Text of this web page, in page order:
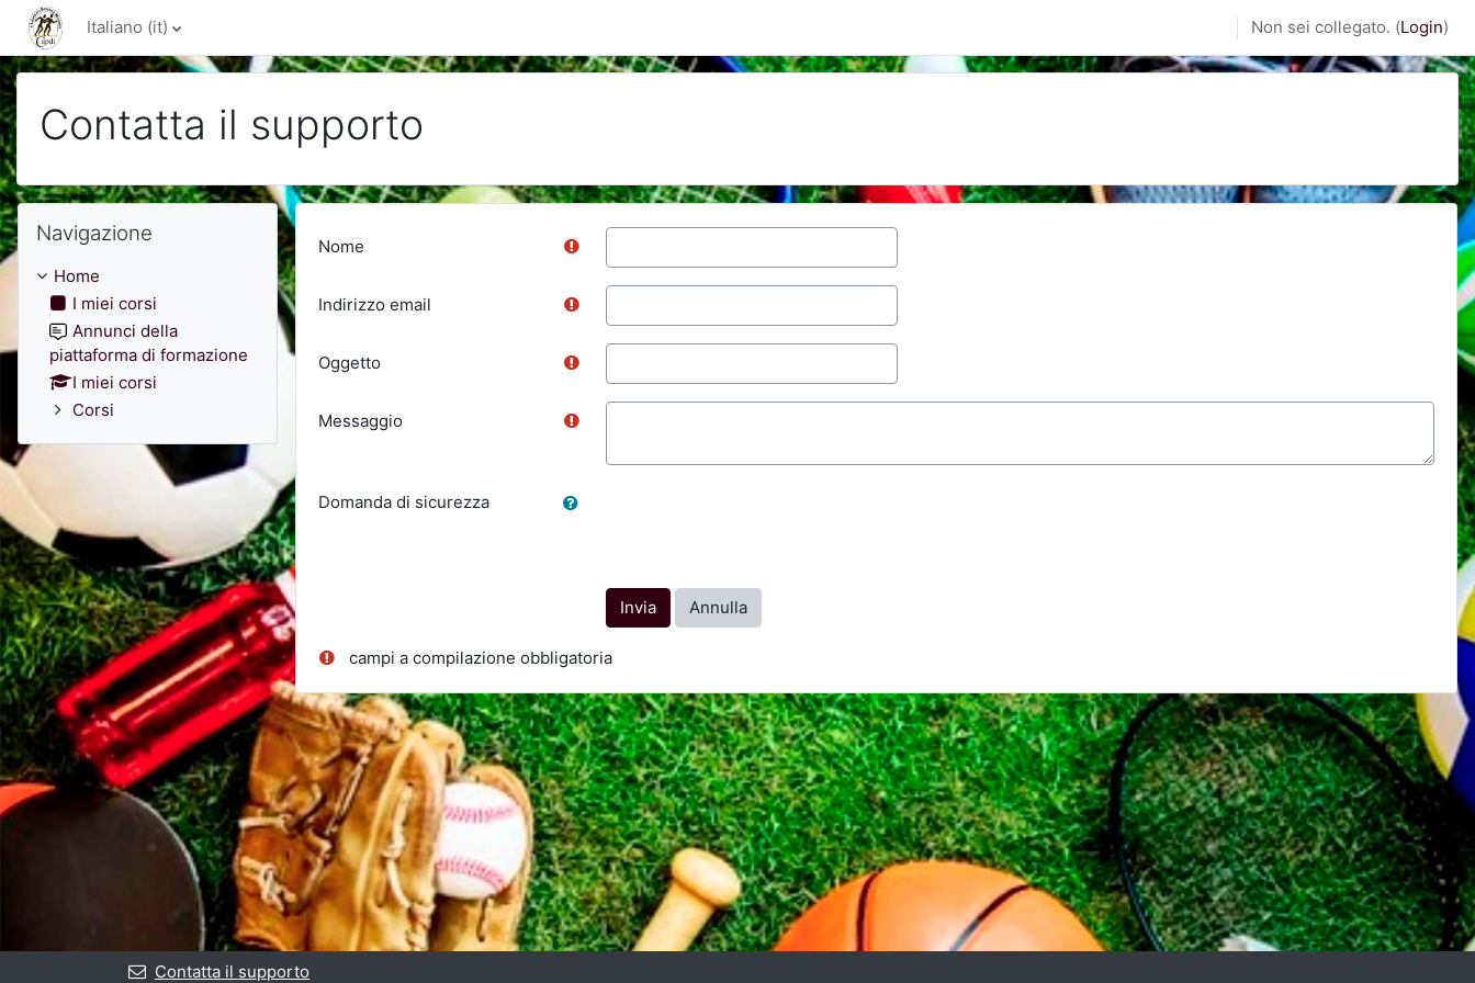
Vai al contenuto principale
Italiano ‎(it)‎ Non sei collegato. (Login)
Contatta il supporto
Nome
Indirizzo email
Oggetto
Messaggio
Domanda di sicurezza
campi a compilazione obbligatoria
Salta Navigazione
Navigazione
Home
I miei corsi
Annunci della
piattaforma di formazione
I miei corsi
Corsi
Contatta il supporto